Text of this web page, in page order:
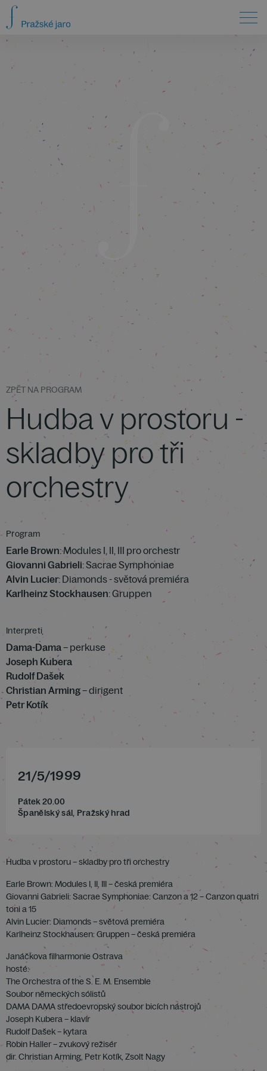
ZPĚT NA PROGRAM
Hudba v prostoru -
skladby pro tři
orchestry
Program
Earle Brown: Modules I, II, III pro orchestr
Giovanni Gabrieli: Sacrae Symphoniae
Alvin Lucier: Diamonds - světová premiéra
Karlheinz Stockhausen: Gruppen
Interpreti
Dama-Dama– perkuse
Joseph Kubera
Rudolf Dašek
Christian Arming– dirigent
Petr Kotík
21/5/1999
Pátek 20.00
Španělský sál, Pražský hrad
Hudba v prostoru – skladby pro tři orchestry
Earle Brown: Modules I, II, III – česká premiéra
Giovanni Gabrieli: Sacrae Symphoniae: Canzon a 12 – Canzon quatri
toni a 15
Alvin Lucier: Diamonds – světová premiéra
Karlheinz Stockhausen: Gruppen – česká premiéra
Janáčkova filharmonie Ostrava
hosté:
The Orchestra of the S. E. M. Ensemble
Soubor německých sólistů
DAMA DAMA středoevropský soubor bicích nástrojů
Joseph Kubera – klavír
Rudolf Dašek – kytara
Robin Haller – zvukový režisér
dir. Christian Arming, Petr Kotík, Zsolt Nagy